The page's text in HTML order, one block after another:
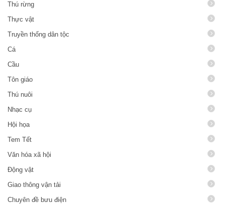
Thú rừng
Thực vật
Truyền thống dân tộc
Cá
Cầu
Tôn giáo
Thú nuôi
Nhạc cụ
Hội họa
Tem Tết
Văn hóa xã hội
Động vật
Giao thông vận tải
Chuyên đề bưu điện